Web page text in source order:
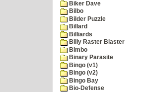
Biker Dave
Bilbo
Bilder Puzzle
Billard
Billiards
Billy Raster Blaster
Bimbo
Binary Parasite
Bingo (v1)
Bingo (v2)
Bingo Bay
Bio-Defense